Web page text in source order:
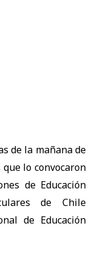
de la mañana de
lo convocaron
de Educación
de Chile
de Educación